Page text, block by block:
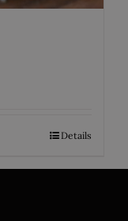
Details